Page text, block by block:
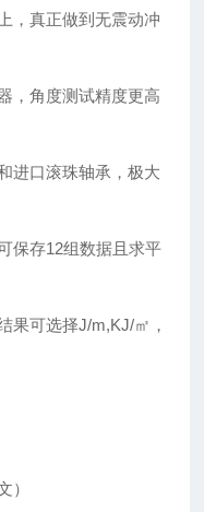
，真正做到无震动冲
，角度测试精度更高
进口滚珠轴承，极大
保存12组数据且求平
果可选择J/m,KJ/㎡，
）